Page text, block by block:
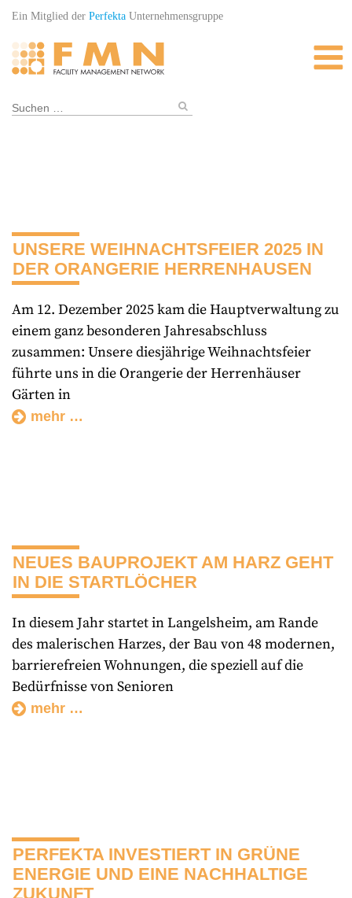
Skip
content
Ein Mitglied der Perfekta Unternehmensgruppe
Suchen
UNSERE WEIHNACHTSFEIER 2025 IN
DER ORANGERIE HERRENHAUSEN
Am 12. Dezember 2025 kam die Hauptverwaltung zu
einem ganz besonderen Jahresabschluss
zusammen: Unsere diesjährige Weihnachtsfeier
führte uns in die Orangerie der Herrenhäuser
Gärten in
mehr …
NEUES BAUPROJEKT AM HARZ GEHT
IN DIE STARTLÖCHER
In diesem Jahr startet in Langelsheim, am Rande
des malerischen Harzes, der Bau von 48 modernen,
barrierefreien Wohnungen, die speziell auf die
Bedürfnisse von Senioren
mehr …
PERFEKTA INVESTIERT IN GRÜNE
ENERGIE UND EINE NACHHALTIGE
ZUKUNFT